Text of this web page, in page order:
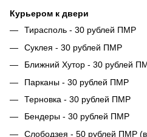
Курьером к двери
Тирасполь - 30 рублей ПМР
Суклея - 30 рублей ПМР
Ближний Хутор - 30 рублей
Парканы - 30 рублей ПМР
Терновка - 30 рублей ПМР
Бендеры - 30 рублей ПМР
Слободзея - 50 рублей ПМР (в